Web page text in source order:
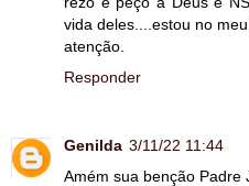
vida deles....estou no
atenção.
Responder
Genilda 3/11/22 11:44
Amém sua benção Padre